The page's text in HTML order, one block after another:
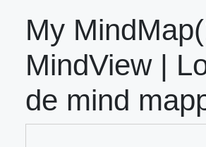
My
MindView |
de mind